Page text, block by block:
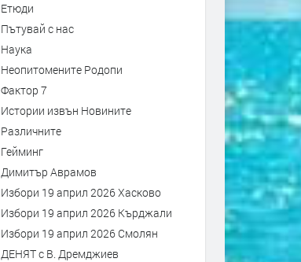
Етюди
Пътувай с нас
Наука
Неопитомените Родопи
Фактор 7
Истории извън Новините
Различните
Гейминг
Димитър Аврамов
Избори 19 април 2026 Хасково
Избори 19 април 2026 Кърджали
Избори 19 април 2026 Смолян
ДЕНЯТ с В. Дремджиев